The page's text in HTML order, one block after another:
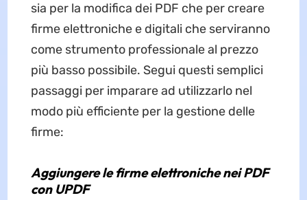
sia per la modifica dei PDF che per creare
firme elettroniche e digitali che serviranno
come strumento professionale al prezzo
più basso possibile. Segui questi semplici
passaggi per imparare ad utilizzarlo nel
modo più efficiente per la gestione delle
firme:
Aggiungere le firme elettroniche nei PDF
con UPDF